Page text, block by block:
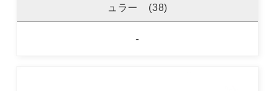
ュラー (38)
-